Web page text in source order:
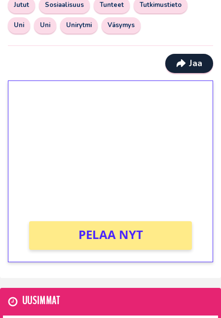
Jutut Sosiaalisuus Tunteet Tutkimustieto
Uni Uni Unirytmi Väsymys
Jaa
PELAA NYT
UUSIMMAT